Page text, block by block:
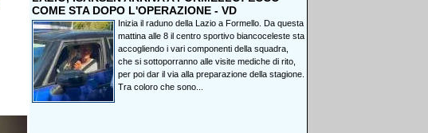
COME STA DOPO L'OPERAZIONE - VD
Inizia il raduno della Lazio a Formello. Da questa
mattina alle 8 il centro sportivo biancoceleste sta
accogliendo i vari componenti della squadra,
che si sottoporranno alle visite mediche di rito,
per poi dar il via alla preparazione della stagione.
Tra coloro che sono...